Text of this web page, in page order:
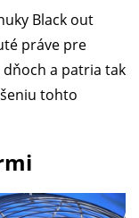
Black out
práve pre
a patria tak
tohto